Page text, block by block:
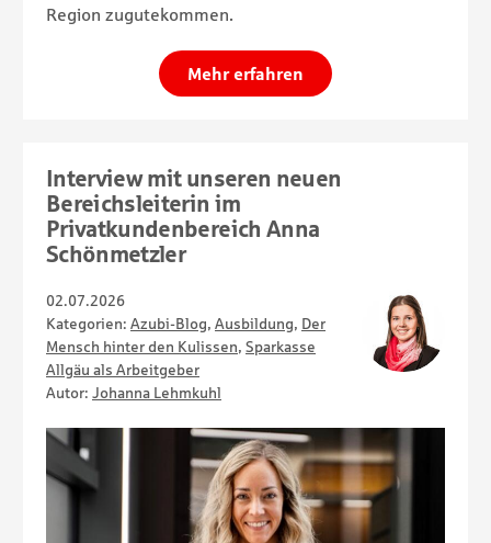
Region zugutekommen.
Mehr erfahren
Interview mit unseren neuen
Bereichsleiterin im
Privatkundenbereich Anna
Schönmetzler
02.07.2026
Kategorien: Azubi-Blog, Ausbildung, Der
Mensch hinter den Kulissen, Sparkasse
Allgäu als Arbeitgeber
Autor: Johanna Lehmkuhl